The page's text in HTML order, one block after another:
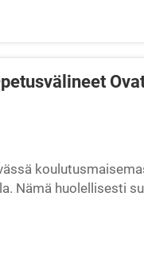
Nämä huolellisesti